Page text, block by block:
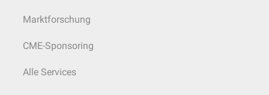
Marktforschung
CME-Sponsoring
Alle Services